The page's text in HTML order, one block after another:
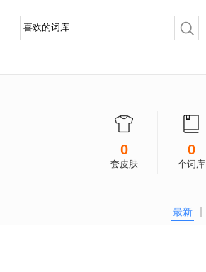
0
套皮肤
0
个词库
最新